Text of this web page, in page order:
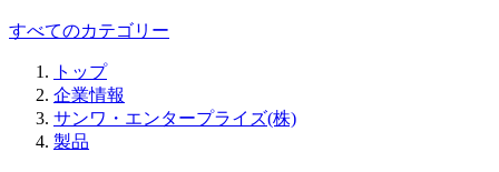
すべてのカテゴリー
トップ
企業情報
サンワ・エンタープライズ(株)
製品